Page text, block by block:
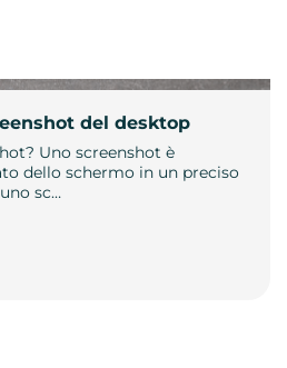
del desktop
Uno screenshot è
dello schermo in un preciso
sc…